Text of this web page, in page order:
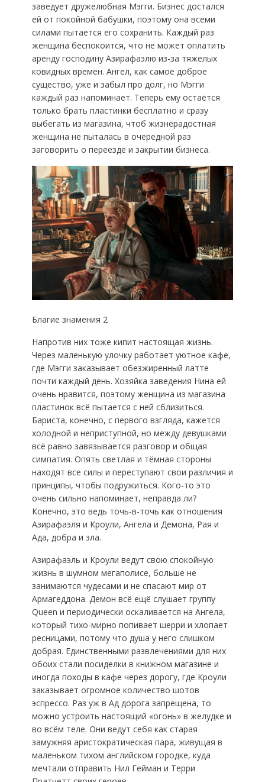
заведует дружелюбная Мэгги. Бизнес достался
ей от покойной бабушки, поэтому она всеми
силами пытается его сохранить. Каждый раз
женщина беспокоится, что не может оплатить
аренду господину Азирафаэлю из-за тяжелых
ковидных времён. Ангел, как самое доброе
существо, уже и забыл про долг, но Мэгги
каждый раз напоминает. Теперь ему остаётся
только брать пластинки бесплатно и сразу
выбегать из магазина, чтоб жизнерадостная
женщина не пыталась в очередной раз
заговорить о переезде и закрытии бизнеса.
Благие знамения 2
Напротив них тоже кипит настоящая жизнь.
Через маленькую улочку работает уютное кафе,
где Мэгги заказывает обезжиренный латте
почти каждый день. Хозяйка заведения Нина ей
очень нравится, поэтому женщина из магазина
пластинок всё пытается с ней сблизиться.
Бариста, конечно, с первого взгляда, кажется
холодной и неприступной, но между девушками
всё равно завязывается разговор и общая
симпатия. Опять светлая и тёмная стороны
находят все силы и переступают свои различия и
принципы, чтобы подружиться. Кого-то это
очень сильно напоминает, неправда ли?
Конечно, это ведь точь-в-точь как отношения
Азирафаэля и Кроули, Ангела и Демона, Рая и
Ада, добра и зла.
Азирафаэль и Кроули ведут свою спокойную
жизнь в шумном мегаполисе, больше не
занимаются чудесами и не спасают мир от
Армагеддона. Демон всё ещё слушает группу
Queen и периодически оскаливается на Ангела,
который тихо-мирно попивает шерри и хлопает
ресницами, потому что душа у него слишком
добрая. Единственными развлечениями для них
обоих стали посиделки в книжном магазине и
иногда походы в кафе через дорогу, где Кроули
заказывает огромное количество шотов
эспрессо. Раз уж в Ад дорога запрещена, то
можно устроить настоящий «огонь» в желудке и
во всём теле. Они ведут себя как старая
замужняя аристократическая пара, живущая в
маленьком тихом английском городке, куда
мечтали отправить Нил Гейман и Терри